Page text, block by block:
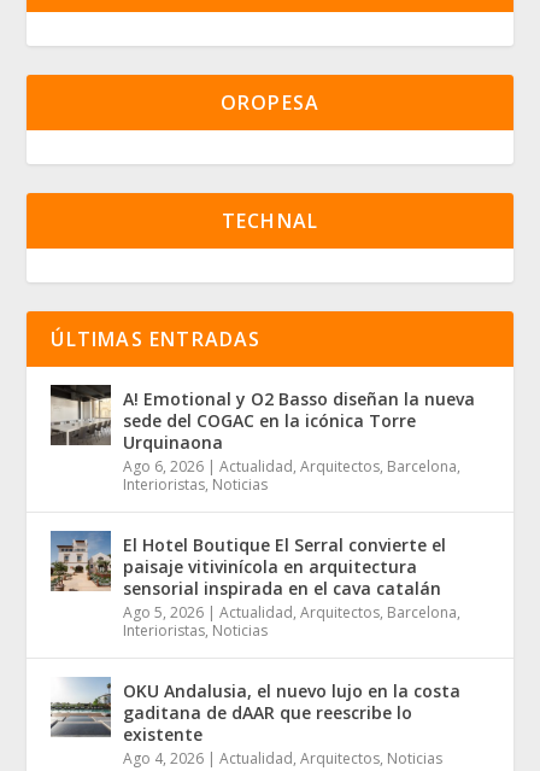
OROPESA
TECHNAL
ÚLTIMAS ENTRADAS
A! Emotional y O2 Basso diseñan la nueva
sede del COGAC en la icónica Torre
Urquinaona
Ago 6, 2026 |Actualidad,Arquitectos, Barcelona,
Interioristas, Noticias
El Hotel Boutique El Serral convierte el
paisaje vitivinícola en arquitectura
sensorial inspirada en el cava catalán
Ago 5, 2026 |Actualidad,Arquitectos, Barcelona,
Interioristas, Noticias
OKU Andalusia, el nuevo lujo en la costa
gaditana de dAAR que reescribe lo
existente
Ago 4, 2026 |Actualidad,Arquitectos, Noticias